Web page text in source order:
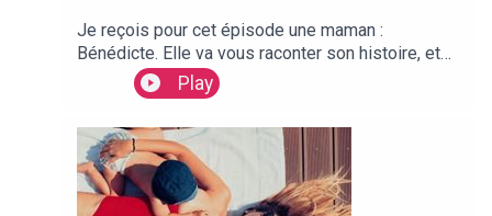
Je reçois pour cet épisode une maman :
Bénédicte. Elle va vous raconter son histoire, et
l’histoire de son fils , qu’elle a allaité trois
semaines. Trois semaines ça parait court, mais
cela peut aussi être interminable surtout quand on
souffre à chaque tétée, et qu’on ne voit pas de
solution. Quand l’allaitement qui était ...
Play